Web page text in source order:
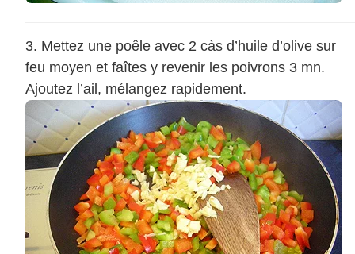
Mettez une poêle avec 2 càs d’huile d’olive sur
feu moyen et faîtes y revenir les poivrons 3 mn.
Ajoutez l’ail, mélangez rapidement.